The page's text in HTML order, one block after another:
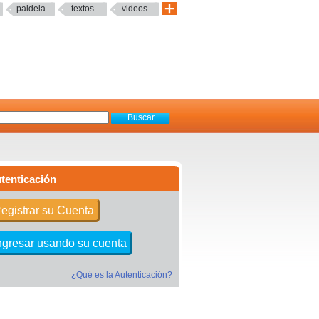
paideia textos videos
su Cuenta
usando su cuenta
¿Qué es la Autenticación?